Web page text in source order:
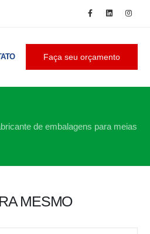
Faça seu orçamento
de embalagens para meias
MESMO